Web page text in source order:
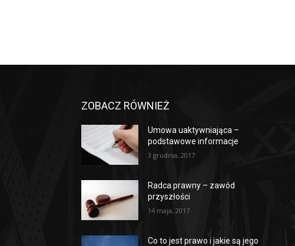
ZOBACZ RÓWNIEŻ
Umowa uaktywniająca –
podstawowe informacje
3 grudnia, 2017
Radca prawny – zawód
przyszłości
14 maja, 2017
Co to jest prawo i jakie są jego